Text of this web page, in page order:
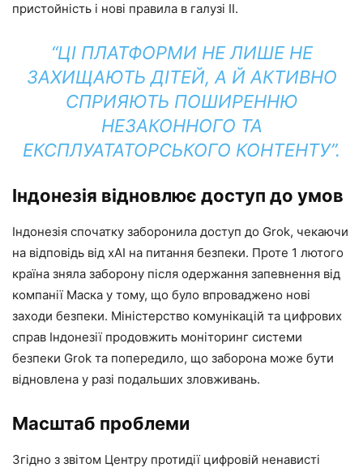
пристойність і нові правила в галузі ІІ.
“ЦІ ПЛАТФОРМИ НЕ ЛИШЕ НЕ
ЗАХИЩАЮТЬ ДІТЕЙ, А Й АКТИВНО
СПРИЯЮТЬ ПОШИРЕННЮ
НЕЗАКОННОГО ТА
ЕКСПЛУАТАТОРСЬКОГО КОНТЕНТУ”.
Індонезія відновлює доступ до умов
Індонезія спочатку заборонила доступ до Grok, чекаючи
на відповідь від xAI на питання безпеки. Проте 1 лютого
країна зняла заборону після одержання запевнення від
компанії Маска у тому, що було впроваджено нові
заходи безпеки. Міністерство комунікацій та цифрових
справ Індонезії продовжить моніторинг системи
безпеки Grok та попередило, що заборона може бути
відновлена ​​у разі подальших зловживань.
Масштаб проблеми
Згідно з звітом Центру протидії цифровій ненависті